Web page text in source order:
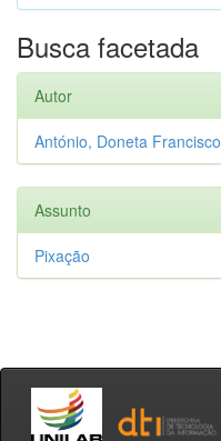
Busca facetada
Autor
António, Doneta Francisco
Assunto
Pixação